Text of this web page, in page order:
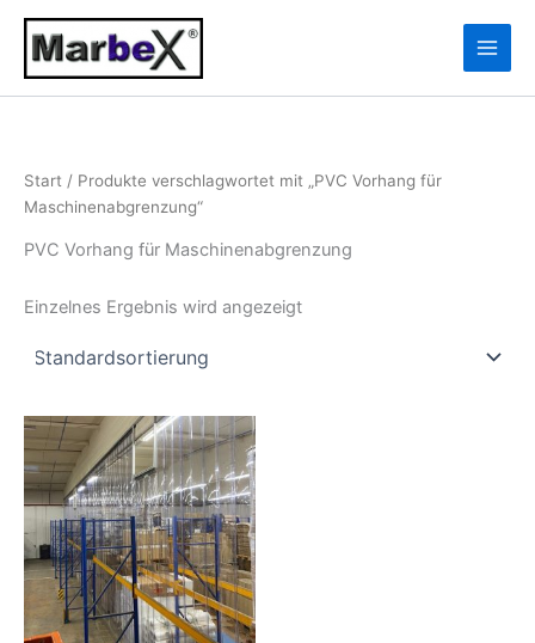
Zum
Inhalt
springen
Start / Produkte verschlagwortet mit „PVC Vorhang für
Maschinenabgrenzung“
PVC Vorhang für Maschinenabgrenzung
Einzelnes Ergebnis wird angezeigt